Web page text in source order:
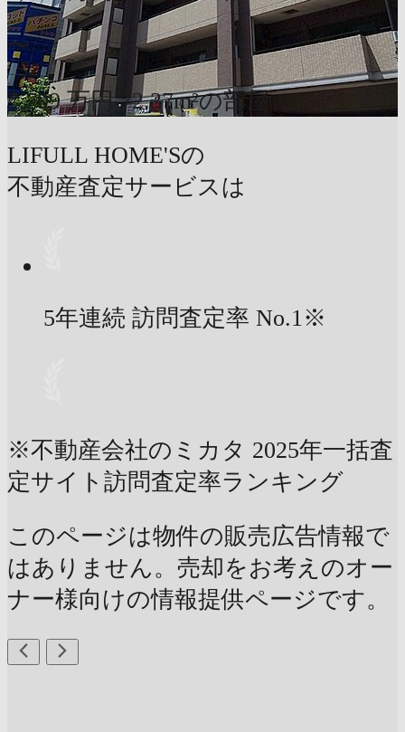
〜
7,709 万円 72.37m²の部屋
LIFULL HOME'Sの
不動産査定サービスは
5年連続 訪問査定率 No.1※
※不動産会社のミカタ 2025年一括査
定サイト訪問査定率ランキング
このページは物件の販売広告情報で
はありません。売却をお考えのオー
ナー様向けの情報提供ページです。